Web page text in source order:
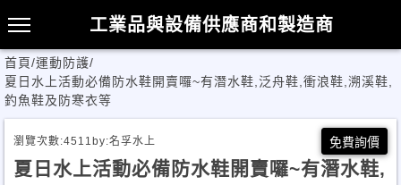
工業品與設備供應商和製造商
首頁/運動防護/
夏日水上活動必備防水鞋開賣囉~有潛水鞋,泛舟鞋,衝浪鞋,溯溪鞋,
釣魚鞋及防寒衣等
瀏覽次數:4511 by:名孚水上 免費詢價
夏日水上活動必備防水鞋開賣囉~有潛水鞋,